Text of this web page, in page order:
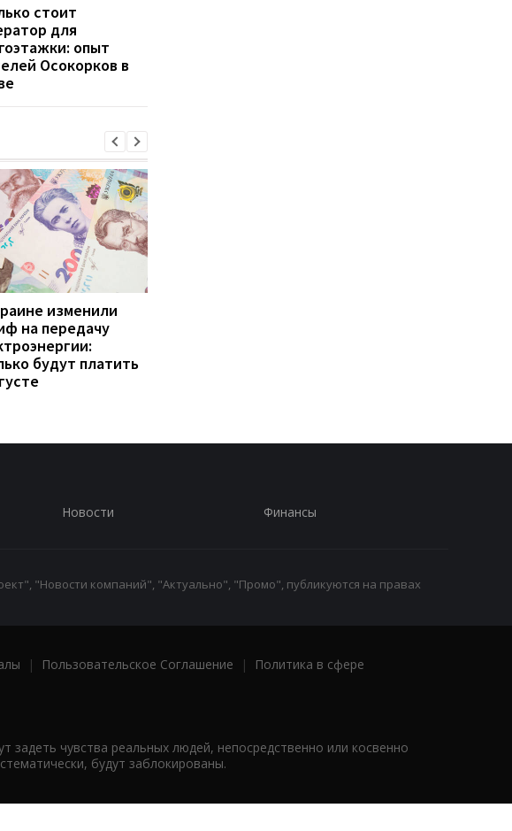
стоит
для
опыт
Осокорков в
изменили
на передачу
будут платить
Новости Финансы
"Новости компаний", "Актуально", "Промо", публикуются на правах
| Пользовательское Соглашение |
Политика в сфере
чувства реальных людей, непосредственно или косвенно
будут заблокированы.